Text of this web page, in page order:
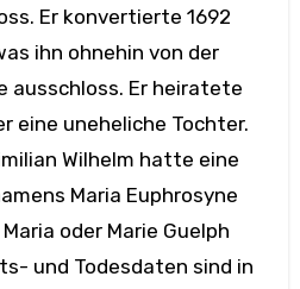
Er konvertierte 1692
ihn ohnehin von der
ausschloss. Er heiratete
eine uneheliche Tochter.
Wilhelm hatte eine
Maria Euphrosyne
oder Marie Guelph
und Todesdaten sind in